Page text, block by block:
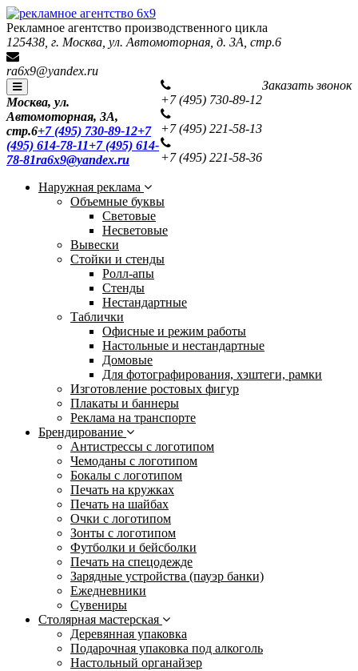
Рекламное агентство производственного цикла
125438, г. Москва, ул. Автомоторная, д. 3А, стр.6
ra6x9@yandex.ru
Заказать звонок
+7 (495) 730-89-12
+7 (495) 221-58-13
+7 (495) 221-58-36
Москва, ул.
Автомоторная, 3А,
стр.6+7 (495) 730-89-12+7
(495) 614-78-11+7 (495) 614-
78-81ra6x9@yandex.ru
Наружная реклама
Объемные буквы
Световые
Несветовые
Вывески
Стойки и стенды
Ролл-апы
Стенды
Нестандартные
Таблички
Офисные и режим работы
Настольные и нестандартные
Домовые
Для фотографирования, хэштеги, рамки
Изготовление ростовых фигур
Плакаты и баннеры
Реклама на транспорте
Брендирование
Антистрессы с логотипом
Чемоданы с логотипом
Бокалы с логотипом
Печать на кружках
Печать на шайбах
Очки с логотипом
Зонты с логотипом
Футболки и бейсболки
Печать на спецодежде
Зарядные устройства (пауэр банки)
Ежедневники
Сувениры
Столярная мастерская
Деревянная упаковка
Подарочная упаковка под алкоголь
Настольный органайзер